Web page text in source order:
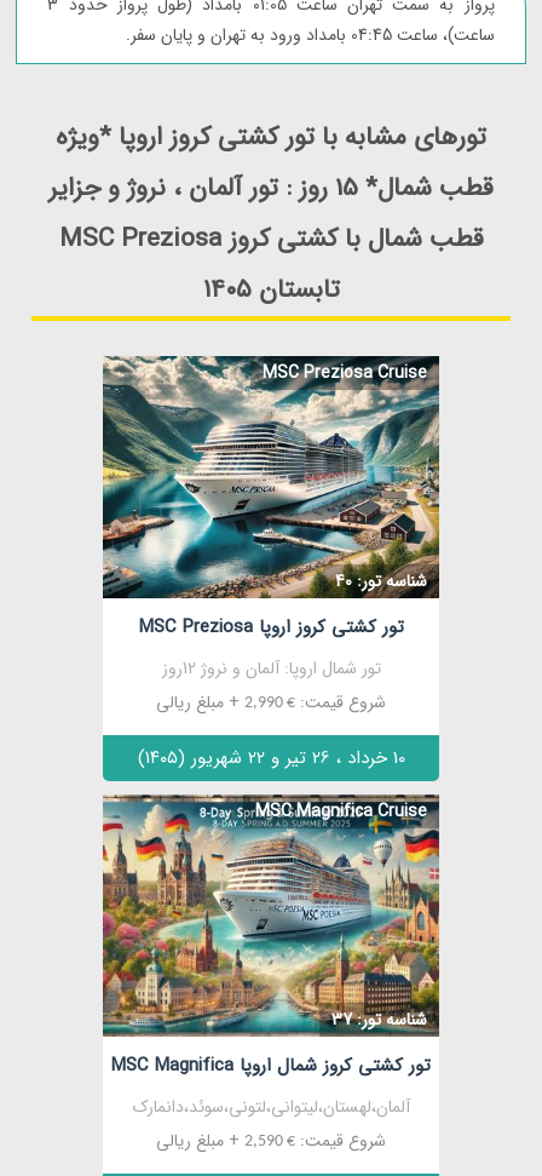
ساعت)، ساعت 04:45 بامداد ورود به تهران و پایان سفر.
تورهای مشابه با تور کشتی کروز اروپا *ویژه
قطب شمال* 15 روز : تور آلمان ، نروژ و جزایر
قطب شمال با کشتی کروز MSC Preziosa
تابستان ۱۴۰۵
مشاهده
MSC Preziosa Cruise
شناسه تور: 40
تور کشتی کروز اروپا MSC Preziosa
تور شمال اروپا: آلمان و نروژ 12روز
شروع قیمت: € 2,990 + مبلغ ریالی
10 خرداد ، 26 تیر و 22 شهریور (۱۴۰۵)
مشاهده
MSC Magnifica Cruise
شناسه تور: 37
تور کشتی کروز شمال اروپا MSC Magnifica
آلمان،لهستان،لیتوانی،لتونی،سوئد،دانمارک
شروع قیمت: € 2,590 + مبلغ ریالی